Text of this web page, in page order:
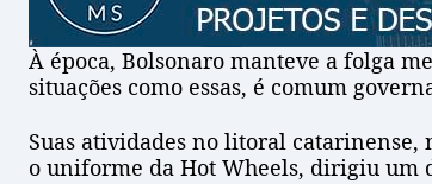
À época, Bolsonaro manteve a folga
situações como essas, é comum
Suas atividades no litoral
o uniforme da Hot Wheels, dirigiu um